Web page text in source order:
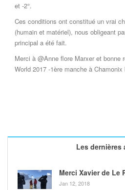
et -2°.
Ces conditions ont constitué un vrai
(humain et matériel), nous obligeant
principal a été fait.
Merci à @Anne flore Marxer et bonne
World 2017 -1ère manche à Chamonix
Les dernières
Merci Xavier de Le
Jan 12, 2018